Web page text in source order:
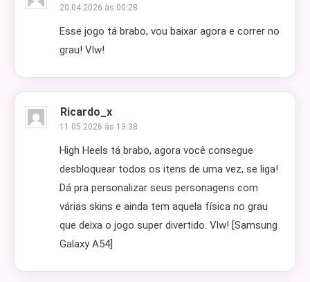
20.04.2026 às 00:28
Esse jogo tá brabo, vou baixar agora e correr no
grau! Vlw!
Ricardo_x
11.05.2026 às 13:38
High Heels tá brabo, agora você consegue
desbloquear todos os itens de uma vez, se liga!
Dá pra personalizar seus personagens com
várias skins e ainda tem aquela física no grau
que deixa o jogo super divertido. Vlw! [Samsung
Galaxy A54]